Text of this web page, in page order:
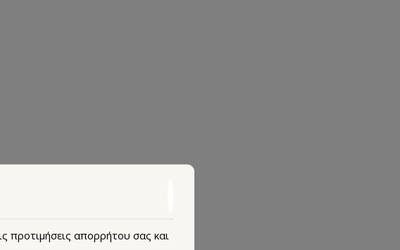
και την υποστήριξη της σύγχρονης τεχνολογίας,
κατάδυση. Απόκτήστε τα εφόδια που χρειάζεστε για να
υποβρύχιο κόσμο.
προτιμήσεις απορρήτου σας και